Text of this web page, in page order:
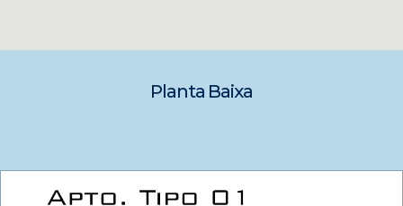
Planta Baixa